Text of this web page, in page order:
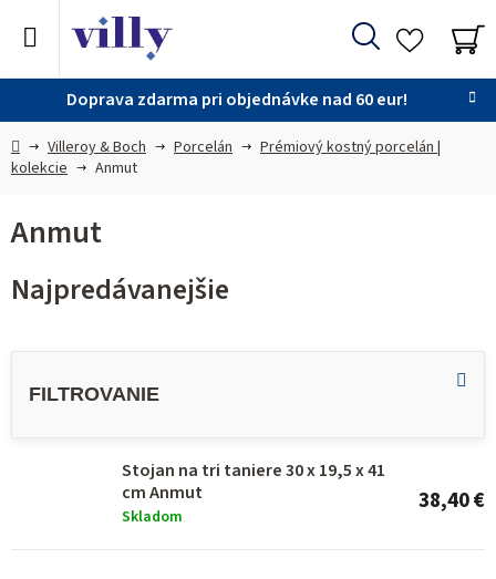
Doprava zdarma pri objednávke nad 60 eur!
Hľadať
DomovVilleroy & Boch Porcelán
Prémiový kostný porcelán |
kolekcie
Anmut
Anmut
Najpredávanejšie
Stojan na tri taniere 30 x 19,5 x 41
cm Anmut
Skladom
38,40 €
V
r